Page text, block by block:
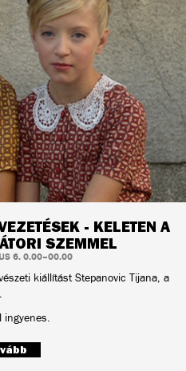
- KELETEN A
SZEMMEL
6. 0.00–00.00
kiállítást Stepanovic Tijana, a
ingyenes.